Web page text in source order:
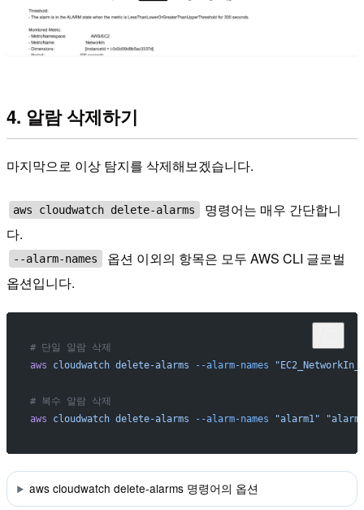
4. 알람 삭제하기
마지막으로 이상 탐지를 삭제해보겠습니다.
aws cloudwatch delete-alarms
명령어는 매우 간단합니
다.
--alarm-names
옵션 이외의 항목은 모두 AWS CLI 글로벌
옵션입니다.
# 단일 알람 삭제
aws cloudwatch delete-alarms --alarm-names
# 복수 알람 삭제
aws cloudwatch delete-alarms --alarm-names "alarm1"
aws cloudwatch delete-alarms 명령어의 옵션